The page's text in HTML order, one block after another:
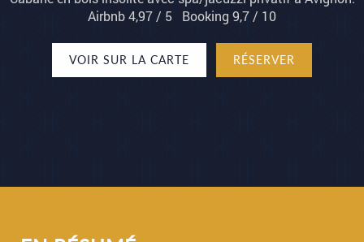
Airbnb 4,97 / 5 Booking 9,7 / 10
VOIR SUR LA CARTE RÉSERVER